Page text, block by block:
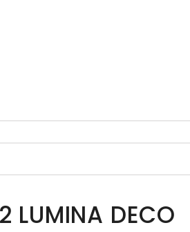
LUMINA DECO